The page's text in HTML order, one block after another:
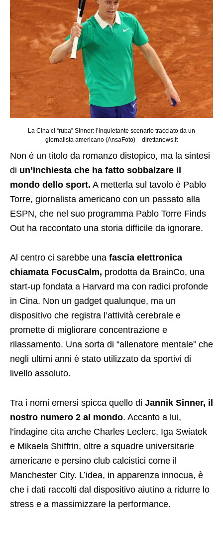
La Cina ci “ruba” Sinner: l’inquietante scenario tracciato da un
giornalista americano (AnsaFoto) – direttanews.it
Non è un titolo da romanzo distopico, ma la sintesi
di un’inchiesta che ha fatto sobbalzare il
mondo dello sport. A metterla sul tavolo è Pablo
Torre, giornalista americano con un passato alla
ESPN, che nel suo programma Pablo Torre Finds
Out ha raccontato una storia difficile da ignorare.
Al centro ci sarebbe una fascia elettronica
chiamata FocusCalm, prodotta da BrainCo, una
start-up fondata a Harvard ma con radici profonde
in Cina. Non un gadget qualunque, ma un
dispositivo che registra l’attività cerebrale e
promette di migliorare concentrazione e
rilassamento. Una sorta di “allenatore mentale” che
negli ultimi anni è stato utilizzato da sportivi di
livello assoluto.
Tra i nomi emersi spicca quello di Jannik Sinner, il
nostro numero 2 al mondo. Accanto a lui,
l’indagine cita anche Charles Leclerc, Iga Swiatek
e Mikaela Shiffrin, oltre a squadre universitarie
americane e persino club calcistici come il
Manchester City. L’idea, in apparenza innocua, è
che i dati raccolti dal dispositivo aiutino a ridurre lo
stress e a massimizzare la performance.